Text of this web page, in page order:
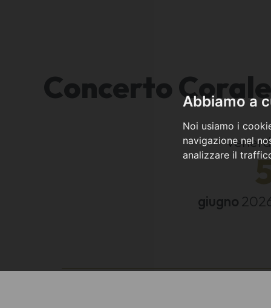
Abbiamo a
Noi usiamo i
navigazione nel
analizzare il
Concerto
giugno